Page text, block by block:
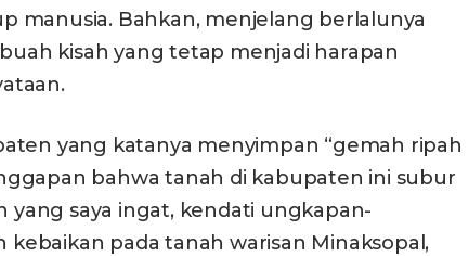
manusia. Bahkan, menjelang berlalunya
kisah yang tetap menjadi harapan
yang katanya menyimpan “gemah ripah
bahwa tanah di kabupaten ini subur
yang saya ingat, kendati ungkapan-
pada tanah warisan Minaksopal,